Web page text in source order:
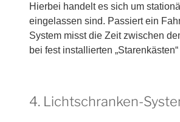
Hierbei handelt es sich um
eingelassen sind. Passiert ein
System misst die Zeit zwischen
bei fest installierten
4. Lichtschranken-